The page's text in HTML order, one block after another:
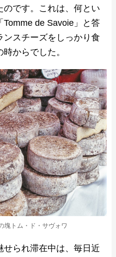
のです。これは、何とい
Tomme de Savoie」と答
ンスチーズをしっかり食
からでした。
塊トム・ド・サヴォワ
せられ滞在中は、毎日近